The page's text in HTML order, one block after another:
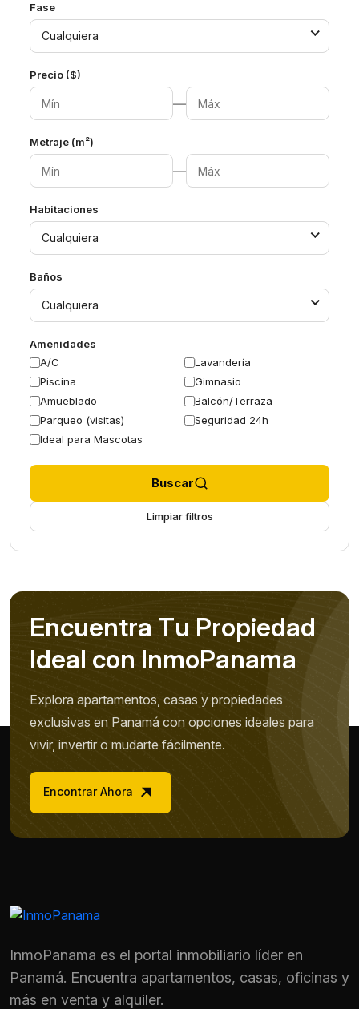
Fase
Cualquiera
Precio ($)
—
Metraje (m²)
—
Habitaciones
Cualquiera
Baños
Cualquiera
Amenidades
A/C
Lavandería
Piscina
Gimnasio
Amueblado
Balcón/Terraza
Parqueo (visitas)
Seguridad 24h
Ideal para Mascotas
Buscar
Limpiar filtros
Encuentra Tu Propiedad
Ideal con InmoPanama
Explora apartamentos, casas y propiedades
exclusivas en Panamá con opciones ideales para
vivir, invertir o mudarte fácilmente.
Encontrar Ahora
InmoPanama es el portal inmobiliario líder en
Panamá. Encuentra apartamentos, casas, oficinas y
más en venta y alquiler.